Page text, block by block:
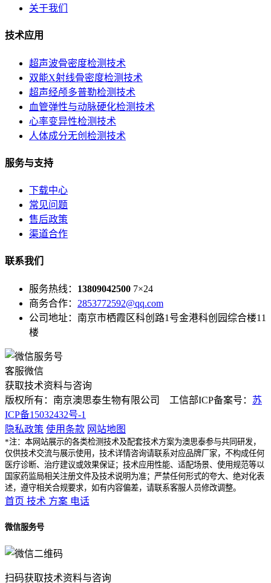
关于我们
技术应用
超声波骨密度检测技术
双能X射线骨密度检测技术
超声经颅多普勒检测技术
血管弹性与动脉硬化检测技术
心率变异性检测技术
人体成分无创检测技术
服务与支持
下载中心
常见问题
售后政策
渠道合作
联系我们
服务热线： 13809042500 7×24
商务合作： 2853772592@qq.com
公司地址：南京市栖霞区科创路1号金港科创园综合楼11
楼
客服微信
获取技术资料与咨询
版权所有：南京澳思泰生物有限公司 工信部ICP备案号： 苏
ICP备15032432号-1
隐私政策 使用条款 网站地图
*注：本网站展示的各类检测技术及配套技术方案为澳思泰参与共同研发，
仅供技术交流与展示使用，技术详情咨询请联系对应品牌厂家，不构成任何
医疗诊断、治疗建议或效果保证；技术应用性能、适配场景、使用规范等以
国家药监局相关注册文件及技术说明为准；严禁任何形式的夸大、绝对化表
述，遵守相关合规要求，如有内容偏差，请联系客服人员修改调整。
首页 技术 方案 电话
微信服务号
扫码获取技术资料与咨询